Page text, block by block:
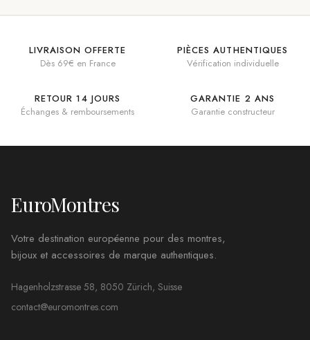
LIVRAISON OFFERTE
Dès 69€ en France
PIÈCES AUTHENTIQUES
Vérification individuelle
RETOUR 14 JOURS
Échanges & remboursements
GARANTIE 2 ANS
Garantie constructeur
EuroMontres
Votre destination européenne pour des montres,
bijoux et accessoires de marque authentiques.
Hagenholzstrasse 58, 8050 Zürich, Suisse
contact@euromontres.com